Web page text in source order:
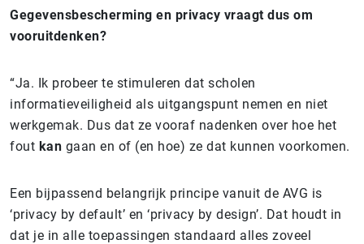
Gegevensbescherming en privacy vraagt dus om
vooruitdenken?
“Ja. Ik probeer te stimuleren dat scholen
informatieveiligheid als uitgangspunt nemen en niet
werkgemak. Dus dat ze vooraf nadenken over hoe het
fout kan gaan en of (en hoe) ze dat kunnen voorkomen.
Een bijpassend belangrijk principe vanuit de AVG is
‘privacy by default’ en ‘privacy by design’. Dat houdt in
dat je in alle toepassingen standaard alles zoveel